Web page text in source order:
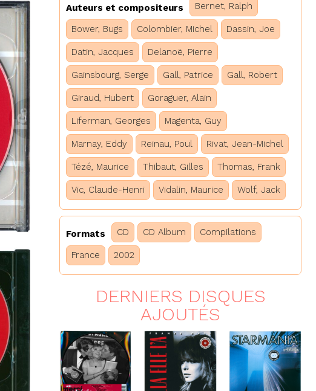
Auteurs et compositeurs Bernet, Ralph
Bower, Bugs Colombier, Michel Dassin, Joe
Datin, Jacques Delanoë, Pierre
Gainsbourg, Serge Gall, Patrice Gall, Robert
Giraud, Hubert Goraguer, Alain
Liferman, Georges Magenta, Guy
Marnay, Eddy Reinau, Poul Rivat, Jean-Michel
Tézé, Maurice Thibaut, Gilles Thomas, Frank
Vic, Claude-Henri Vidalin, Maurice Wolf, Jack
Formats CD CD Album Compilations
France 2002
DERNIERS DISQUES
AJOUTÉS